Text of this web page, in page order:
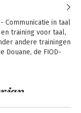
Communicatie in taal
training voor taal,
andere trainingen
de FIOD-